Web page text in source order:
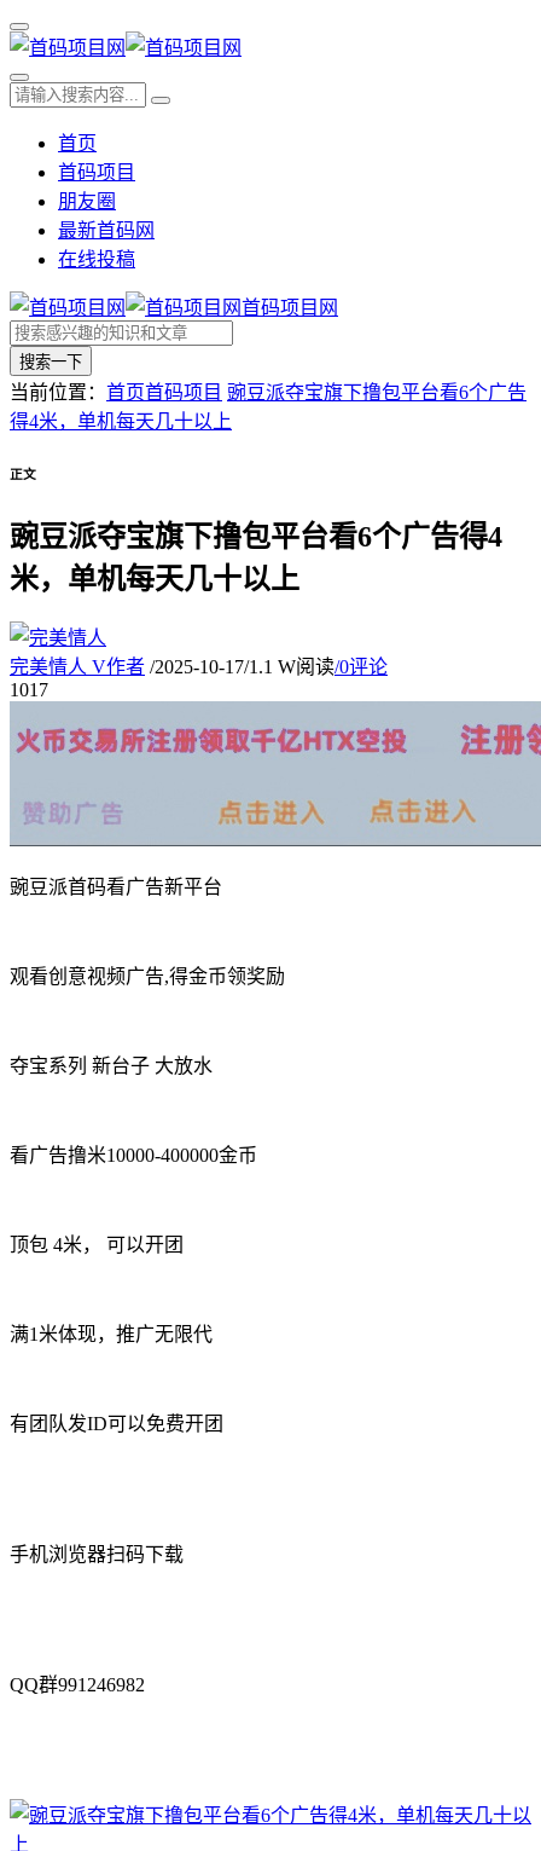
首页
首码项目
朋友圈
最新首码网
在线投稿
首码项目网
搜索一下
当前位置： 首页首码项目 豌豆派夺宝旗下撸包平台看6个广告
得4米，单机每天几十以上
正文
豌豆派夺宝旗下撸包平台看6个广告得4
米，单机每天几十以上
完美情人 V作者 /2025-10-17/1.1 W阅读/0评论
1017
豌豆派首码看广告新平台
观看创意视频广告,得金币领奖励
夺宝系列 新台子 大放水
看广告撸米10000-400000金币
顶包 4米， 可以开团
满1米体现，推广无限代
有团队发ID可以免费开团
手机浏览器扫码下载
QQ群991246982